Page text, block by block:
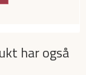
har også